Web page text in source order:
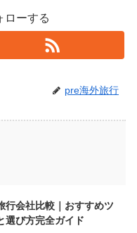
ローする
pre海外旅行
行会社比較｜おすすめツ
選び方完全ガイド